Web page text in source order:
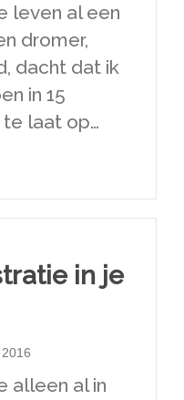
leven al een
dromer,
dacht dat ik
in 15
te laat op…
in je
alleen al in